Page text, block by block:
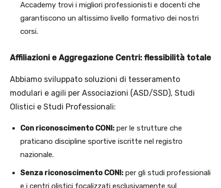
Accademy trovi i migliori professionisti e docenti che
garantiscono un altissimo livello formativo dei nostri
corsi.
Affiliazioni e Aggregazione Centri: flessibilità totale
Abbiamo sviluppato soluzioni di tesseramento
modulari e agili per Associazioni (ASD/SSD), Studi
Olistici e Studi Professionali:
Con riconoscimento CONI: per le strutture che
praticano discipline sportive iscritte nel registro
nazionale.
Senza riconoscimento CONI: per gli studi professionali